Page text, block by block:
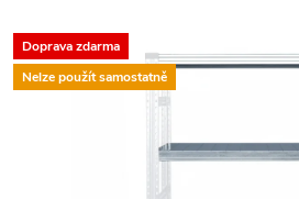
Doprava zdarma
Nelze použít samostatně